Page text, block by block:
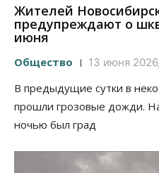
Жителей
предупреждают о
июня
Общество 13 июня
В предыдущие сутки в
прошли грозовые дожди.
ночью был град